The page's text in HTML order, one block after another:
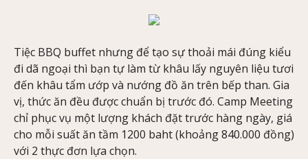
Tiệc BBQ buffet nhưng để tạo sự thoải mái đúng kiểu
đi dã ngoại thì bạn tự làm từ khâu lấy nguyên liệu tươi
đến khâu tẩm ướp và nướng đồ ăn trên bếp than. Gia
vị, thức ăn đều được chuẩn bị trước đó. Camp Meeting
chỉ phục vụ một lượng khách đặt trước hàng ngày, giá
cho mỗi suất ăn tầm 1200 baht (khoảng 840.000 đồng)
với 2 thực đơn lựa chọn.